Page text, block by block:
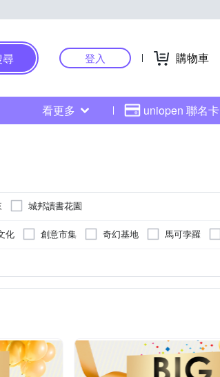
尋 登入 購物車
看更多 uniopen 聯名卡
城邦讀書花園
化 創意市集 奇幻基地 馬可孛羅
點 木馬文化 大塊文化 三采文化
風水/星座/占卜 寵物
遊戲書/練習本